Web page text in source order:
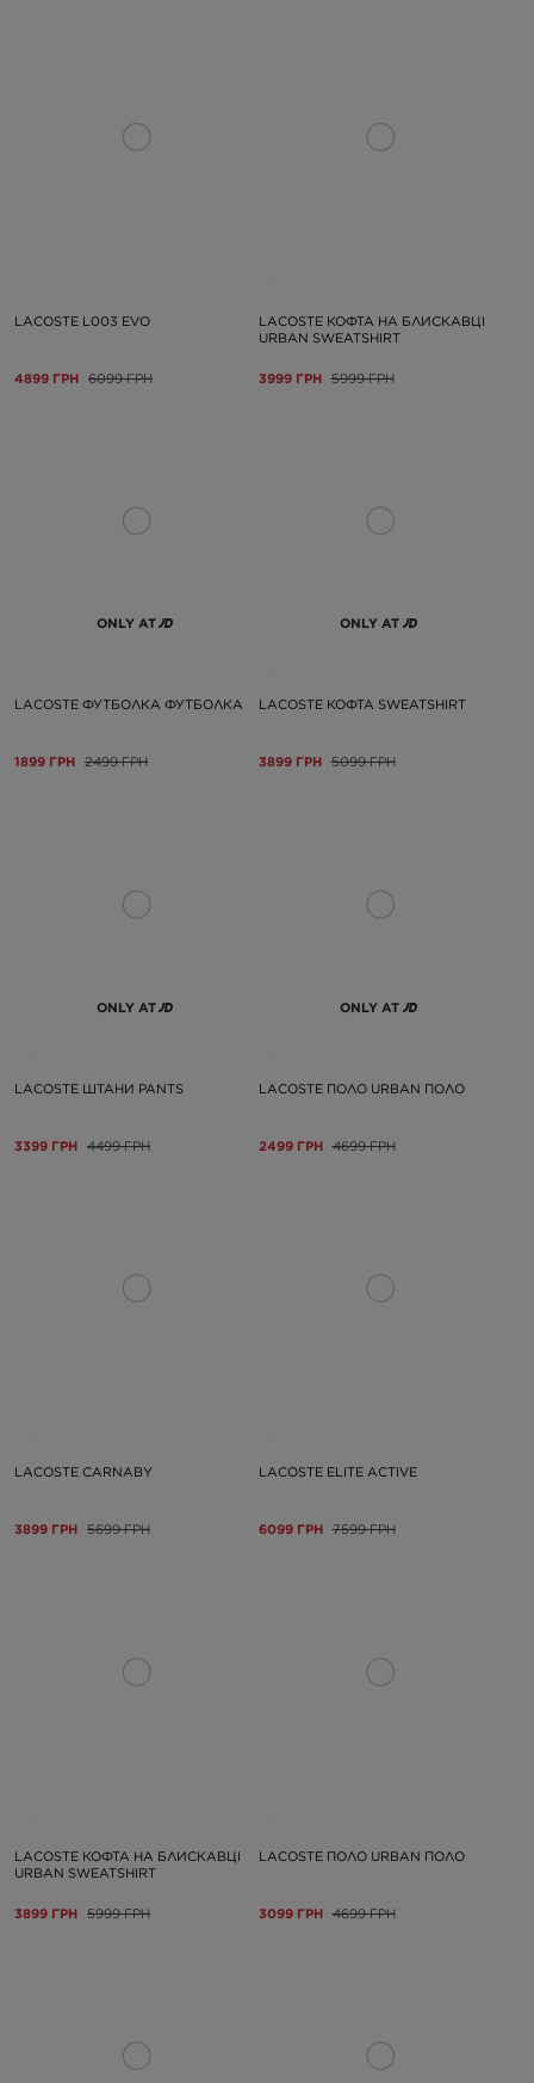
LACOSTE L003 EVO
4899 ГРН 6099 ГРН
LACOSTE КОФТА НА БЛИСКАВЦІ
URBAN SWEATSHIRT
3999 ГРН 5999 ГРН
ONLY AT
LACOSTE ФУТБОЛКА ФУТБОЛКА
1899 ГРН 2499 ГРН
ONLY AT
LACOSTE КОФТА SWEATSHIRT
3899 ГРН 5099 ГРН
ONLY AT
LACOSTE ШТАНИ PANTS
3399 ГРН 4499 ГРН
ONLY AT
LACOSTE ПОЛО URBAN ПОЛО
2499 ГРН 4699 ГРН
LACOSTE CARNABY
3899 ГРН 5699 ГРН
LACOSTE ELITE ACTIVE
6099 ГРН 7599 ГРН
LACOSTE КОФТА НА БЛИСКАВЦІ
URBAN SWEATSHIRT
3899 ГРН 5999 ГРН
LACOSTE ПОЛО URBAN ПОЛО
3099 ГРН 4699 ГРН